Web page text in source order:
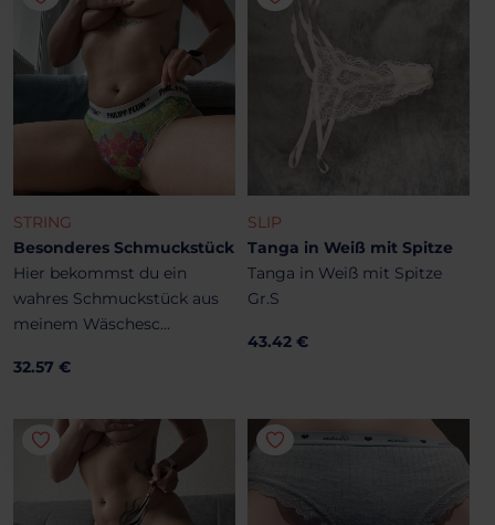
STRING
Besonderes Schmuckstück
Hier bekommst du ein
wahres Schmuckstück aus
meinem Wäschesc...
32.57 €
SLIP
Tanga in Weiß mit Spitze
Tanga in Weiß mit Spitze
Gr.S
43.42 €